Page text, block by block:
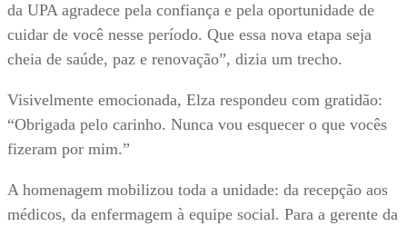
da UPA agradece pela confiança e pela oportunidade de
cuidar de você nesse período. Que essa nova etapa seja
cheia de saúde, paz e renovação”, dizia um trecho.
Visivelmente emocionada, Elza respondeu com gratidão:
“Obrigada pelo carinho. Nunca vou esquecer o que vocês
fizeram por mim.”
A homenagem mobilizou toda a unidade: da recepção aos
médicos, da enfermagem à equipe social. Para a gerente da